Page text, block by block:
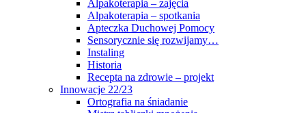
Alpakoterapia – zajęcia
Alpakoterapia – spotkania
Apteczka Duchowej Pomocy
Sensorycznie się rozwijamy…
Instaling
Historia
Recepta na zdrowie – projekt
Innowacje 22/23
Ortografia na śniadanie